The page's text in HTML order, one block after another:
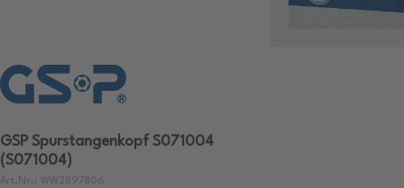
GSP Spurstangenkopf S071004
(S071004)
Art.Nr.: WW2897806